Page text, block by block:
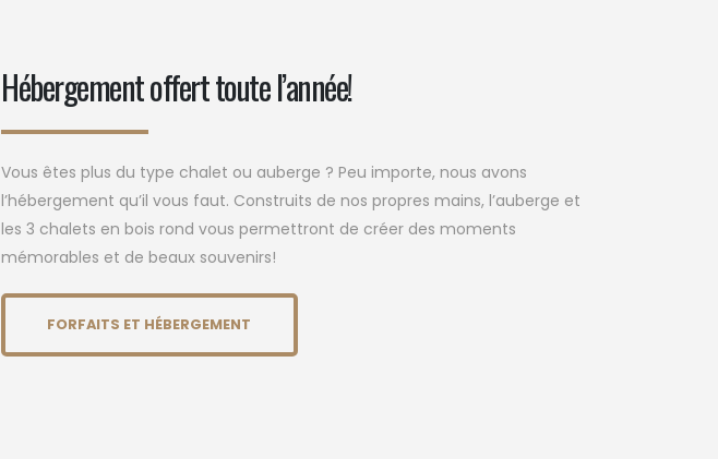
Hébergement offert toute l’année!
Vous êtes plus du type chalet ou auberge ? Peu importe, nous avons
l’hébergement qu’il vous faut. Construits de nos propres mains, l’auberge et
les 3 chalets en bois rond vous permettront de créer des moments
mémorables et de beaux souvenirs!
FORFAITS ET HÉBERGEMENT